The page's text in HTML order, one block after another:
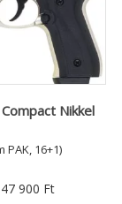
Nikkel
PAK, 16+1)
47 900 Ft